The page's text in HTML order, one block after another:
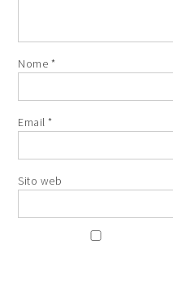
Nome *
Email*
Sito web